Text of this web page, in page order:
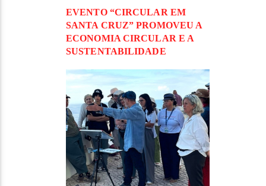
EVENTO “CIRCULAR EM
SANTA CRUZ” PROMOVEU A
ECONOMIA CIRCULAR E A
SUSTENTABILIDADE